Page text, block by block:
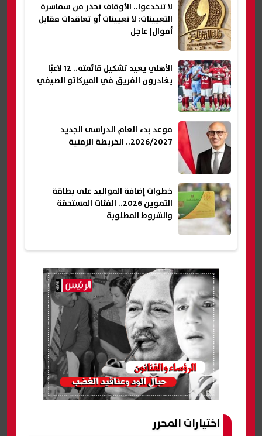
لا تنخدعوا.. الأوقاف تحذر من سماسرة
التعيينات: لا تعيينات أو تعاقدات مقابل
أموال| عاجل
الأهلي يعيد تشكيل قائمته.. 12 لاعبًا
يغادرون الفريق في الميركاتو الصيفي
موعد بدء العام الدراسى الجديد
2026/2027.. الخريطة الزمنية
خطوات إضافة المواليد على بطاقة
التموين 2026.. الفئات المستحقة
والشروط المطلوبة
اختيارات المحرر